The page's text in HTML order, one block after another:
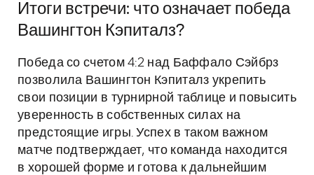
Итоги встречи: что означает победа
Вашингтон Кэпиталз?
Победа со счетом 4:2 над Баффало Сэйбрз
позволила Вашингтон Кэпиталз укрепить
свои позиции в турнирной таблице и повысить
уверенность в собственных силах на
предстоящие игры. Успех в таком важном
матче подтверждает, что команда находится
в хорошей форме и готова к дальнейшим